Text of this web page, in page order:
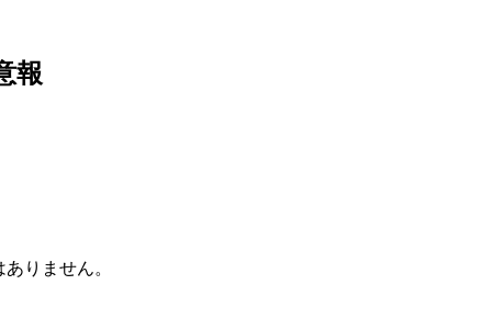
報
りません。